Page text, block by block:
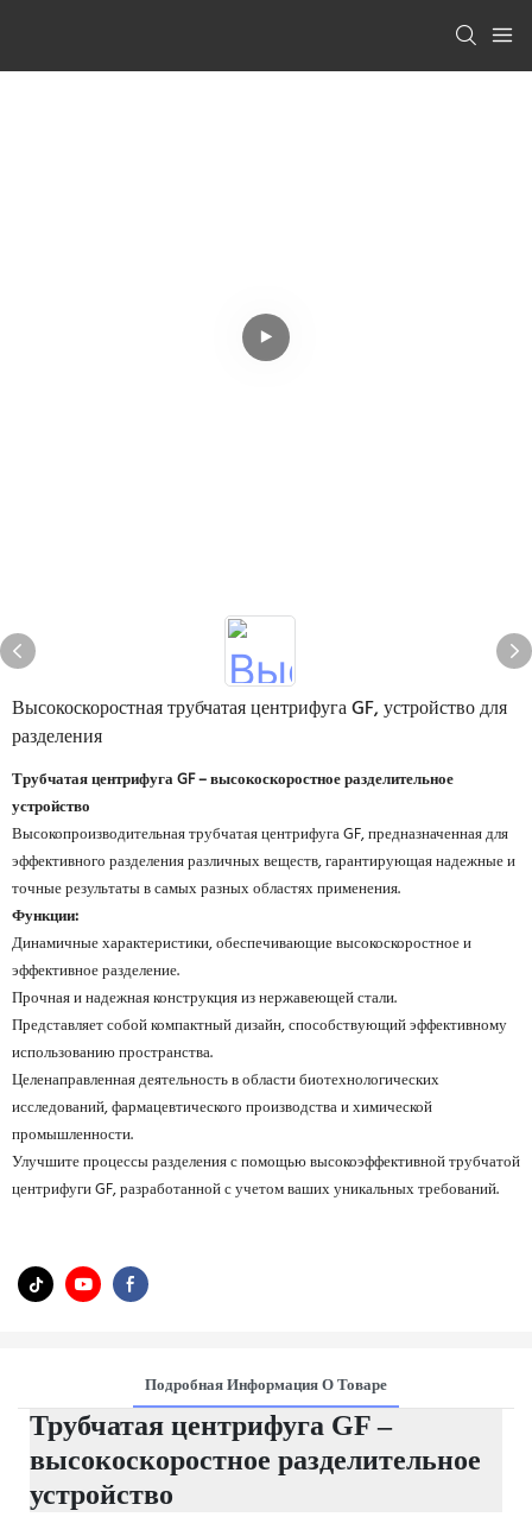
Высокоскоростная трубчатая центрифуга GF, устройство для
разделения
Трубчатая центрифуга GF – высокоскоростное разделительное
устройство
Высокопроизводительная трубчатая центрифуга GF, предназначенная для
эффективного разделения различных веществ, гарантирующая надежные и
точные результаты в самых разных областях применения.
Функции:
Динамичные характеристики, обеспечивающие высокоскоростное и
эффективное разделение.
Прочная и надежная конструкция из нержавеющей стали.
Представляет собой компактный дизайн, способствующий эффективному
использованию пространства.
Целенаправленная деятельность в области биотехнологических
исследований, фармацевтического производства и химической
промышленности.
Улучшите процессы разделения с помощью высокоэффективной трубчатой
​​центрифуги GF, разработанной с учетом ваших уникальных требований.
Подробная Информация О Товаре
Трубчатая центрифуга GF –
высокоскоростное разделительное
устройство